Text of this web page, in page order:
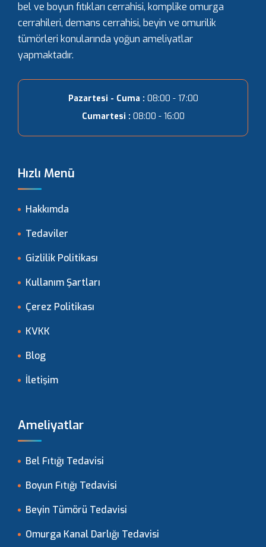
bel ve boyun fıtıkları cerrahisi, komplike omurga
cerrahileri, demans cerrahisi, beyin ve omurilik
tümörleri konularında yoğun ameliyatlar
yapmaktadır.
Pazartesi - Cuma : 08:00 - 17:00
Cumartesi : 08:00 - 16:00
Hızlı Menü
Hakkımda
Tedaviler
Gizlilik Politikası
Kullanım Şartları
Çerez Politikası
KVKK
Blog
İletişim
Ameliyatlar
Bel Fıtığı Tedavisi
Boyun Fıtığı Tedavisi
Beyin Tümörü Tedavisi
Omurga Kanal Darlığı Tedavisi